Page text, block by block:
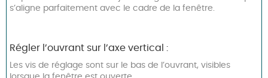
s’aligne parfaitement avec le cadre de la fenêtre.
Régler l’ouvrant sur l’axe vertical :
Les vis de réglage sont sur le bas de l’ouvrant, visibles